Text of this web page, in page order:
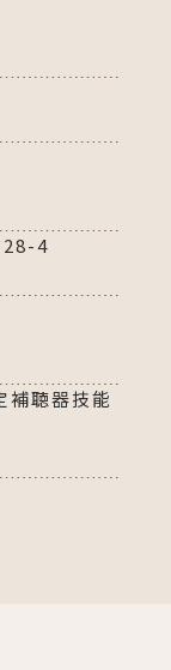
4
補聴器技能